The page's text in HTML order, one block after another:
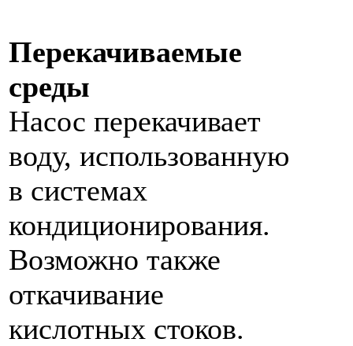
Перекачиваемые
среды
Насос перекачивает
воду, использованную
в системах
кондиционирования.
Возможно также
откачивание
кислотных стоков.